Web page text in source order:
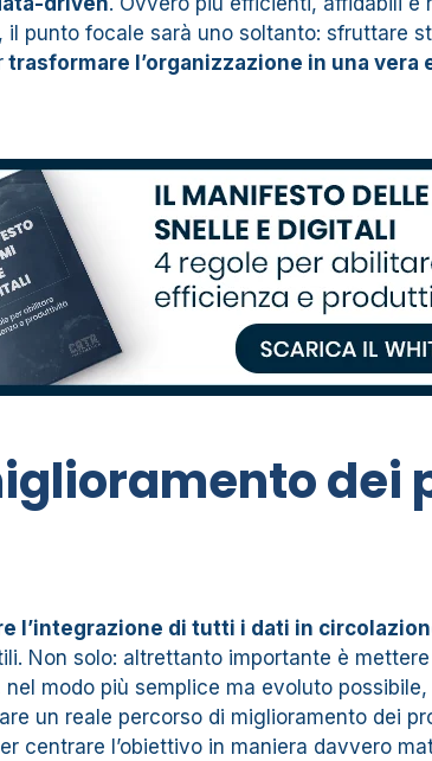
il punto focale sarà uno soltanto: sfruttare
trasformare l’organizzazione in una
dei
l’integrazione di tutti i dati in
Non solo: altrettanto importante è
modo più semplice ma evoluto
un reale percorso di miglioramento dei
centrare l’obiettivo in maniera davvero